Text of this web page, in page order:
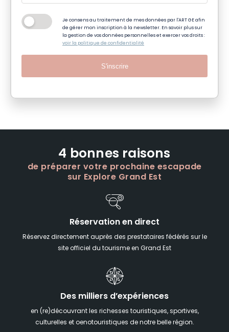
Je consens au traitement de mes données par l'ART GE afin
de gérer mon inscription à la newsletter. En savoir plus sur
la gestion de vos données personnelles et exercer vos droits :
voir la politique de confidentialité
S'inscrire
4 bonnes raisons
de préparer votre prochaine escapade
sur Explore Grand Est
Réservation en direct
Réservez directement auprès des prestataires fédérés sur le
site officiel du tourisme en Grand Est
Des milliers d’expériences
en (re)découvrant les richesses touristiques, sportives,
culturelles et oenotouristiques de notre belle région.